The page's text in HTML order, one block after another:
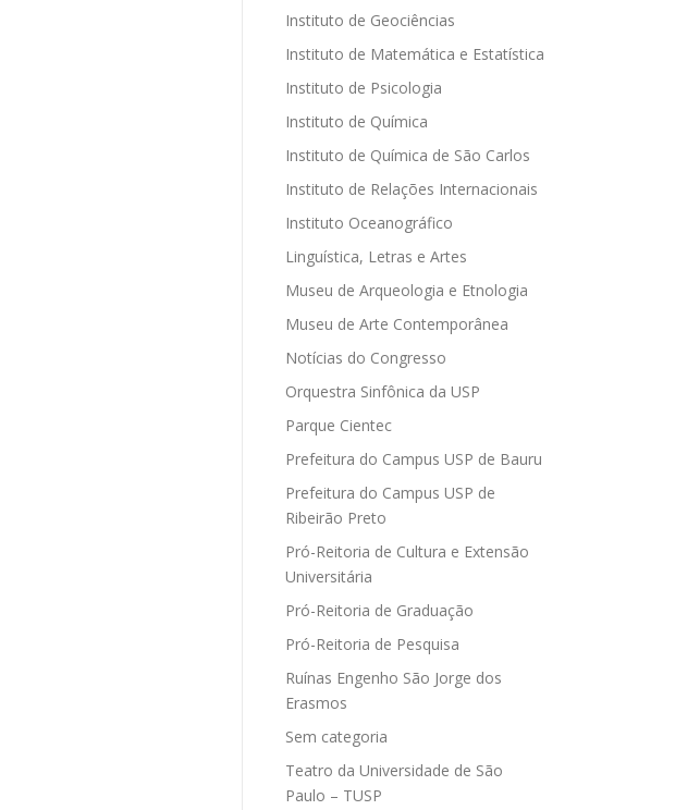
Instituto de Geociências
Instituto de Matemática e Estatística
Instituto de Psicologia
Instituto de Química
Instituto de Química de São Carlos
Instituto de Relações Internacionais
Instituto Oceanográfico
Linguística, Letras e Artes
Museu de Arqueologia e Etnologia
Museu de Arte Contemporânea
Notícias do Congresso
Orquestra Sinfônica da USP
Parque Cientec
Prefeitura do Campus USP de Bauru
Prefeitura do Campus USP de
Ribeirão Preto
Pró-Reitoria de Cultura e Extensão
Universitária
Pró-Reitoria de Graduação
Pró-Reitoria de Pesquisa
Ruínas Engenho São Jorge dos
Erasmos
Sem categoria
Teatro da Universidade de São
Paulo – TUSP